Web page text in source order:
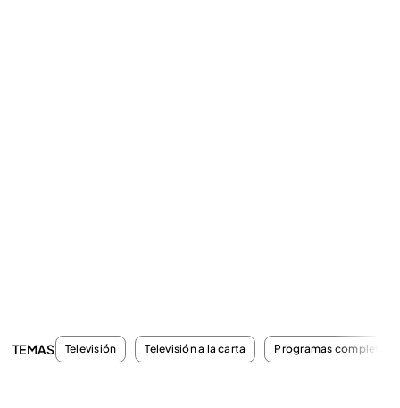
TEMAS Televisión Televisión a la carta Programas completos